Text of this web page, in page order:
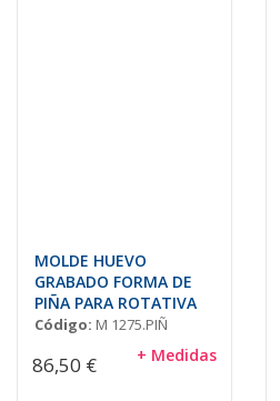
MOLDE HUEVO
GRABADO FORMA DE
PIÑA PARA ROTATIVA
Código: M 1275.PIÑ
86,50 € + Medidas